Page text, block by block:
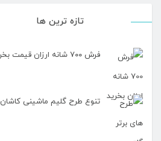
تازه ترین ها
فرش ۷۰۰ شانه ارزان قیمت بخرید !!!!
تنوع طرح گلیم ماشینی کاشان